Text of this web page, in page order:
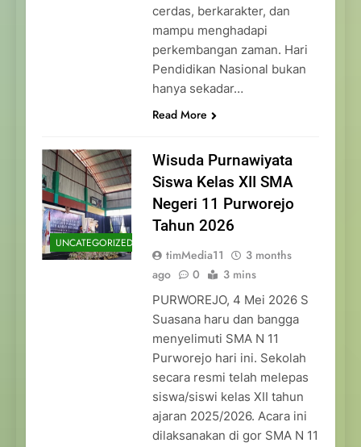
cerdas, berkarakter, dan
mampu menghadapi
perkembangan zaman. Hari
Pendidikan Nasional bukan
hanya sekadar…
Read More
UNCATEGORIZED
Wisuda Purnawiyata
Siswa Kelas XII SMA
Negeri 11 Purworejo
Tahun 2026
timMedia11
3 months
ago
0 3 mins
PURWOREJO, 4 Mei 2026 S
Suasana haru dan bangga
menyelimuti SMA N 11
Purworejo hari ini. Sekolah
secara resmi telah melepas
siswa/siswi kelas XII tahun
ajaran 2025/2026. Acara ini
dilaksanakan di gor SMA N 11